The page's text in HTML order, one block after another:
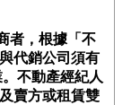
者，根據「不
代銷公司須有
不動產經紀人
賣方或租賃雙